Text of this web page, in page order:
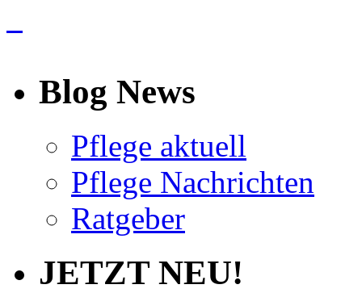
Blog News
Pflege aktuell
Pflege Nachrichten
Ratgeber
JETZT NEU!